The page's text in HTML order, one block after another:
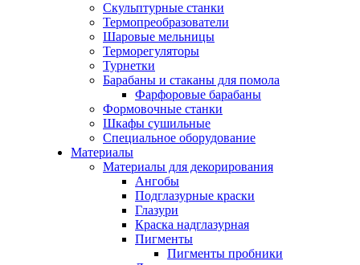
Скульптурные станки
Термопреобразователи
Шаровые мельницы
Терморегуляторы
Турнетки
Барабаны и стаканы для помола
Фарфоровые барабаны
Формовочные станки
Шкафы сушильные
Специальное оборудование
Материалы
Материалы для декорирования
Ангобы
Подглазурные краски
Глазури
Краска надглазурная
Пигменты
Пигменты пробники